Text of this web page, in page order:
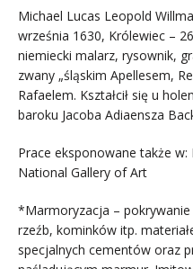
Michael Lucas Leopold
września 1630, Królewiec –
niemiecki malarz, rysownik,
zwany „śląskim Apellesem,
Rafaelem. Kształcił się u
baroku Jacoba Adiaensza
Prace eksponowane także
National Gallery of Art
*Marmoryzacja –
rzeźb, kominków itp.
specjalnych cementów oraz